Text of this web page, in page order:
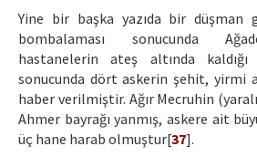
Yine bir başka yazıda bir düşman
bombalaması sonucunda
hastanelerin ateş altında
sonucunda dört askerin şehit, yirmi
haber verilmiştir. Ağır Mecruhin
Ahmer bayrağı yanmış, askere ait
üç hane harab olmuştur[37].